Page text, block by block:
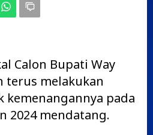
Calon Bupati Way
terus melakukan
kemenangannya pada
2024 mendatang.